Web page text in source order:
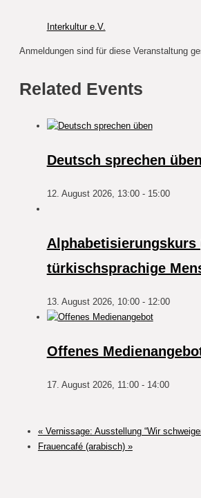
Interkultur e.V.
Anmeldungen sind für diese Veranstaltung
Related Events
Deutsch sprechen üben
12. August 2026, 13:00- 15:00
Alphabetisierungskurs
türkischsprachige
13. August 2026, 10:00- 12:00
Offenes
17. August 2026, 11:00- 14:00
«Vernissage: Ausstellung “Wir
Frauencafé (arabisch) »